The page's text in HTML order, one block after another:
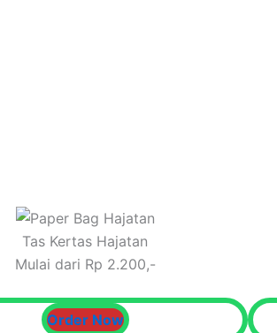
Tas Kertas Hajatan
Mulai dari Rp 2.200,-
Order Now